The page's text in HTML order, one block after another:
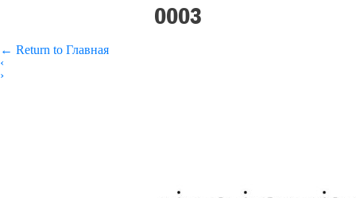
0003
← Return to Главная
‹
›